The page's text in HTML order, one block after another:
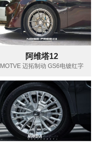
阿维塔12
MOTVE 迈拓制动 GS6电镀红字